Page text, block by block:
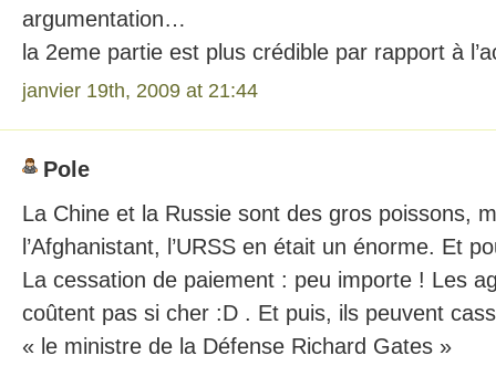
argumentation…
la 2eme partie est plus crédible par rapport à
janvier 19th, 2009 at 21:44
Pole
La Chine et la Russie sont des gros poissons,
l’Afghanistant, l’URSS en était un énorme. Et
La cessation de paiement : peu importe ! Les
coûtent pas si cher :D . Et puis, ils peuvent
« le ministre de la Défense Richard Gates »